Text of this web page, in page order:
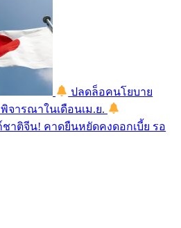
ปลดล็อคนโยบาย
จารณาในเดือนเม.ย.
ชาติจีน! คาดยืนหยัดคงดอกเบี้ย รอ